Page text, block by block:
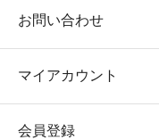
お問い合わせ
マイアカウント
会員登録